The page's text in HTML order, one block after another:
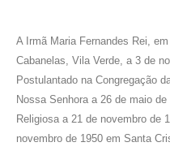
A Irmã Maria Fernandes Rei,
Cabanelas, Vila Verde, a 3 de
Postulantado na Congregação
Nossa Senhora a 26 de maio
Religiosa a 21 de novembro de
novembro de 1950 em Santa